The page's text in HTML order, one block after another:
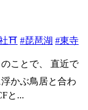
⛩ #琵琶湖 #東寺
ことで、 直近で
かぶ鳥居と合わ
と...